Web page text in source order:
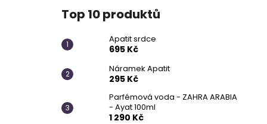
Top 10 produktů
Apatit srdce
695 Kč
Náramek Apatit
295 Kč
Parfémová voda - ZAHRA ARABIA
- Ayat 100ml
1 290 Kč